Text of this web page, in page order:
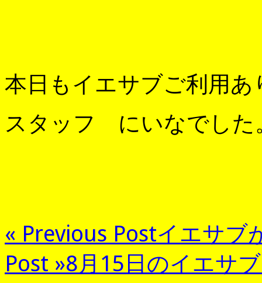
本日もイエサブご利用
スタッフ にいなでした
« Previous Postイエサブ
Post »8月15日のイエサ